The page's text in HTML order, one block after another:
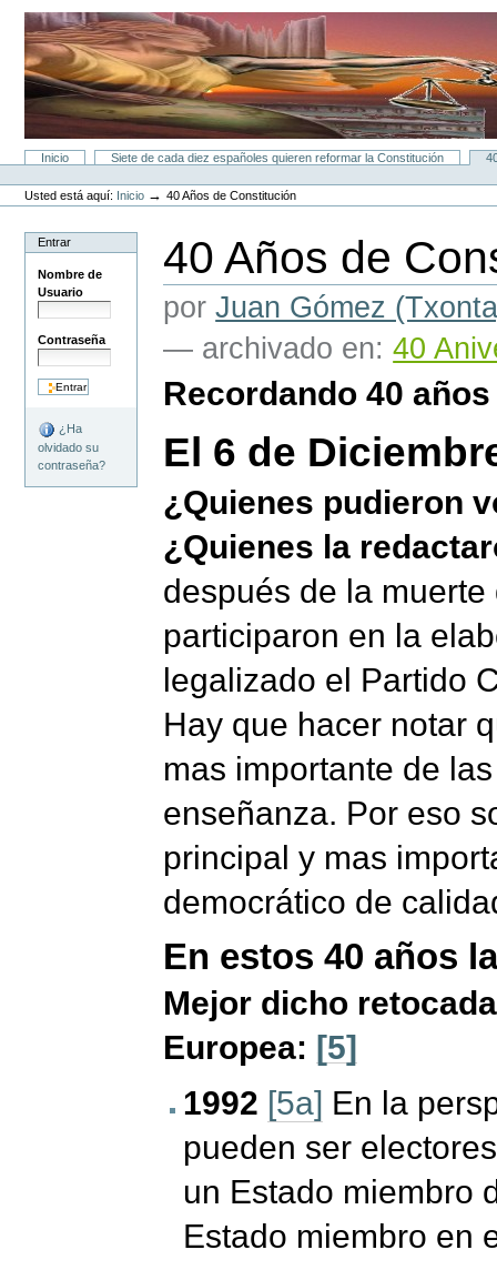
contenido.
Saltar
navegación
Secciones
Inicio Siete de cada diez españoles quieren reformar la Constitución
Herramientas
Personales
Usted está aquí: Inicio →40 Años de Constitución
Entrar
Nombre de
Usuario
Contraseña
¿Ha
olvidado su
contraseña?
40 Años de
porJuan Gómez
— archivado en:40
Recordando 40
El 6 de
¿Quienes pudieron
¿Quienes la
después de la
participaron en la
legalizado el Partido
Hay que hacer notar
mas importante de
enseñanza. Por eso
principal y mas
democrático de
En estos 40 años
Mejor dicho
Europea: [5]
1992 [5a] En la
pueden ser
un Estado miembro
Estado miembro en